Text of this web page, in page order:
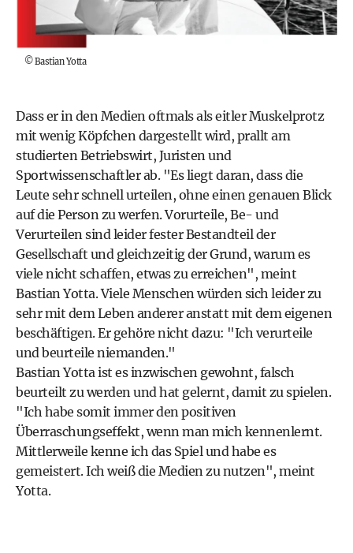
©Bastian Yotta
Dass er in den Medien oftmals als eitler Muskelprotz
mit wenig Köpfchen dargestellt wird, prallt am
studierten Betriebswirt, Juristen und
Sportwissenschaftler ab. "Es liegt daran, dass die
Leute sehr schnell urteilen, ohne einen genauen Blick
auf die Person zu werfen. Vorurteile, Be- und
Verurteilen sind leider fester Bestandteil der
Gesellschaft und gleichzeitig der Grund, warum es
viele nicht schaffen, etwas zu erreichen", meint
Bastian Yotta. Viele Menschen würden sich leider zu
sehr mit dem Leben anderer anstatt mit dem eigenen
beschäftigen. Er gehöre nicht dazu: "Ich verurteile
und beurteile niemanden."
Bastian Yotta ist es inzwischen gewohnt, falsch
beurteilt zu werden und hat gelernt, damit zu spielen.
"Ich habe somit immer den positiven
Überraschungseffekt, wenn man mich kennenlernt.
Mittlerweile kenne ich das Spiel und habe es
gemeistert. Ich weiß die Medien zu nutzen", meint
Yotta.